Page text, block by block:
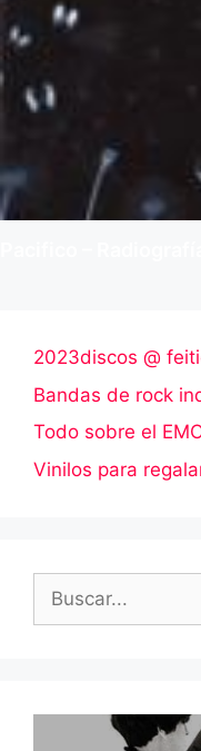
2023discos @
Bandas de rock
Todo sobre el
Vinilos para